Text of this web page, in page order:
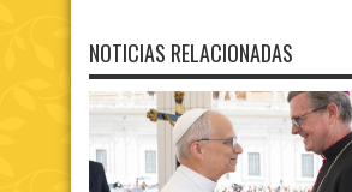
NOTICIAS RELACIONADAS